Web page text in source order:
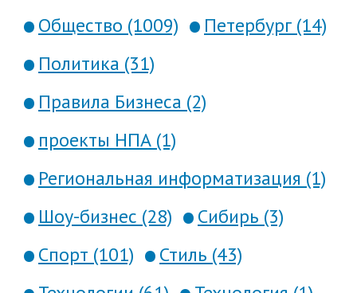
Общество (1009)
Петербург (14)
Политика (31)
Правила Бизнеса (2)
проекты НПА (1)
Региональная информатизация (1)
Шоу-бизнес (28)
Сибирь (3)
Спорт (101)
Стиль (43)